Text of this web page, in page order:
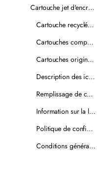
Cartouche jet d'encre recyclée
Cartouche recyclée PLUS
Cartouches compatibles
Cartouches originales
Description des icônes
Remplissage de cartouches
Information sur la livraison
Politique de confidentialité
Conditions générales de vente